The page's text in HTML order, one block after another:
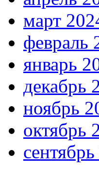
март
февраль
январь
декабрь
ноябрь
октябрь